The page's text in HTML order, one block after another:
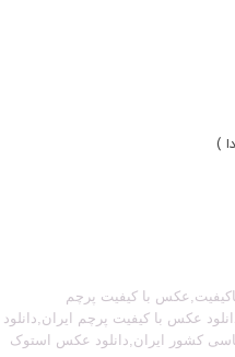
)
با کیفیت پرچم
عکس با کیفیت پرچم ایران,دانلود
کشور ایران,دانلود عکس استوک